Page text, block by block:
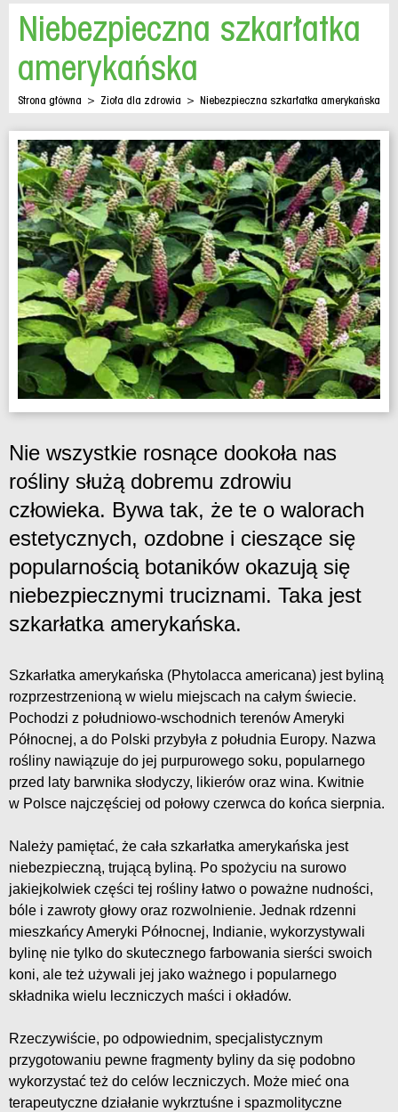
Niebezpieczna szkarłatka
amerykańska
Strona główna > Zioła dla zdrowia > Niebezpieczna szkarłatka amerykańska
Nie wszystkie rosnące dookoła nas
rośliny służą dobremu zdrowiu
człowieka. Bywa tak, że te o walorach
estetycznych, ozdobne i cieszące się
popularnością botaników okazują się
niebezpiecznymi truciznami. Taka jest
szkarłatka amerykańska.
Szkarłatka amerykańska (Phytolacca americana) jest byliną
rozprzestrzenioną w wielu miejscach na całym świecie.
Pochodzi z południowo-wschodnich terenów Ameryki
Północnej, a do Polski przybyła z południa Europy. Nazwa
rośliny nawiązuje do jej purpurowego soku, popularnego
przed laty barwnika słodyczy, likierów oraz wina. Kwitnie
w Polsce najczęściej od połowy czerwca do końca sierpnia.
Należy pamiętać, że cała szkarłatka amerykańska jest
niebezpieczną, trującą byliną. Po spożyciu na surowo
jakiejkolwiek części tej rośliny łatwo o poważne nudności,
bóle i zawroty głowy oraz rozwolnienie. Jednak rdzenni
mieszkańcy Ameryki Północnej, Indianie, wykorzystywali
bylinę nie tylko do skutecznego farbowania sierści swoich
koni, ale też używali jej jako ważnego i popularnego
składnika wielu leczniczych maści i okładów.
Rzeczywiście, po odpowiednim, specjalistycznym
przygotowaniu pewne fragmenty byliny da się podobno
wykorzystać też do celów leczniczych. Może mieć ona
terapeutyczne działanie wykrztuśne i spazmolityczne